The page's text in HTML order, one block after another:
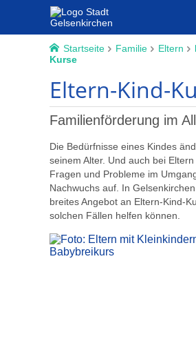
Startseite Familie Eltern
Kurse
Eltern-Kind-
Familienförderung im
Die Bedürfnisse eines Kindes
seinem Alter. Und auch bei
Fragen und Probleme im
Nachwuchs auf. In
breites Angebot an Eltern-Kind-
solchen Fällen helfen können.